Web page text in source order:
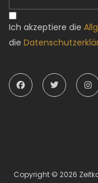
Ich akzeptiere die
die
Copyright © 2026